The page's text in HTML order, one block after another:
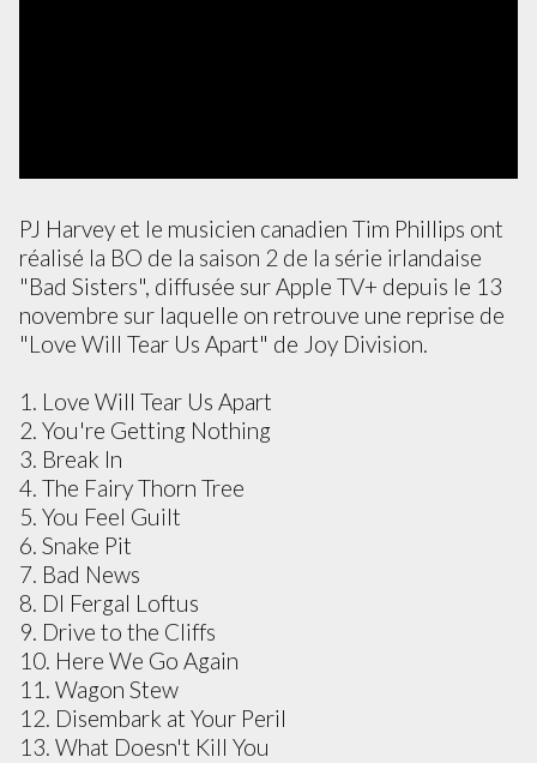
PJ Harvey et le musicien canadien Tim Phillips ont
réalisé la BO de la saison 2 de la série irlandaise
"Bad Sisters", diffusée sur Apple TV+ depuis le 13
novembre sur laquelle on retrouve une reprise de
"Love Will Tear Us Apart" de Joy Division.
1. Love Will Tear Us Apart
2. You're Getting Nothing
3. Break In
4. The Fairy Thorn Tree
5. You Feel Guilt
6. Snake Pit
7. Bad News
8. DI Fergal Loftus
9. Drive to the Cliffs
10. Here We Go Again
11. Wagon Stew
12. Disembark at Your Peril
13. What Doesn't Kill You